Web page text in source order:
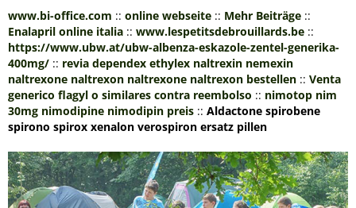
www.bi-office.com :: online webseite :: Mehr Beiträge ::
Enalapril online italia :: www.lespetitsdebrouillards.be ::
https://www.ubw.at/ubw-albenza-eskazole-zentel-generika-
400mg/ :: revia dependex ethylex naltrexin nemexin
naltrexone naltrexon naltrexone naltrexon bestellen :: Venta
generico flagyl o similares contra reembolso :: nimotop nim
30mg nimodipine nimodipin preis :: Aldactone spirobene
spirono spirox xenalon verospiron ersatz pillen